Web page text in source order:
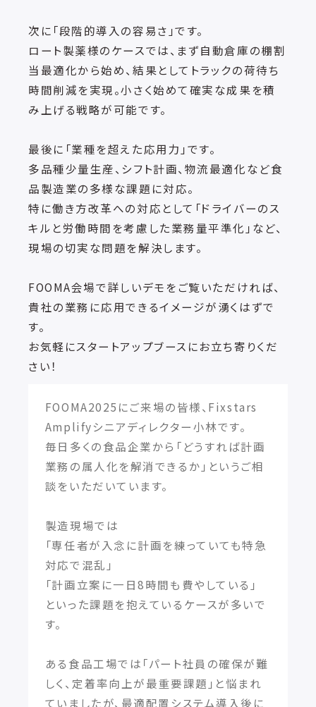
次に「段階的導入の容易さ」です。
ロート製薬様のケースでは、まず自動倉庫の棚割
当最適化から始め、結果としてトラックの荷待ち
時間削減を実現。小さく始めて確実な成果を積
み上げる戦略が可能です。
最後に「業種を超えた応用力」です。
多品種少量生産、シフト計画、物流最適化など食
品製造業の多様な課題に対応。
特に働き方改革への対応として「ドライバーのス
キルと労働時間を考慮した業務量平準化」など、
現場の切実な問題を解決します。
FOOMA会場で詳しいデモをご覧いただければ、
貴社の業務に応用できるイメージが湧くはずで
す。
お気軽にスタートアップブースにお立ち寄りくだ
さい！
FOOMA2025にご来場の皆様、Fixstars
Amplifyシニアディレクター小林です。
毎日多くの食品企業から「どうすれば計画
業務の属人化を解消できるか」というご相
談をいただいています。
製造現場では
「専任者が入念に計画を練っていても特急
対応で混乱」
「計画立案に一日8時間も費やしている」
といった課題を抱えているケースが多いで
す。
ある食品工場では「パート社員の確保が難
しく、定着率向上が最重要課題」と悩まれ
ていましたが、最適配置システム導入後に